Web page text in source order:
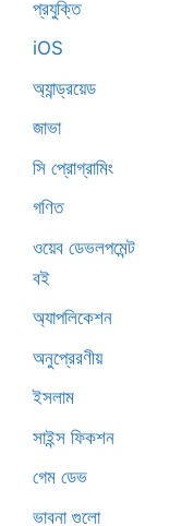
প্রযুক্তি
iOS
অ্যান্ড্রয়েড
জাভা
সি প্রোগ্রামিং
গণিত
ওয়েব ডেভলপমেন্ট
বই
অ্যাপলিকেশন
অনুপ্রেরণীয়
ইসলাম
সাইন্স ফিকশন
গেম ডেভ
ভাবনা গুলো